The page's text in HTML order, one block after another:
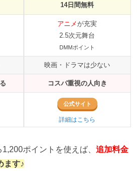
14日間無料
アニメが充実
2.5次元舞台
DMMポイント
映画・ドラマは少ない
コスパ重視の人向き
公式サイト
詳細はこちら
ポイントを使えば、 追加料金
ます♪